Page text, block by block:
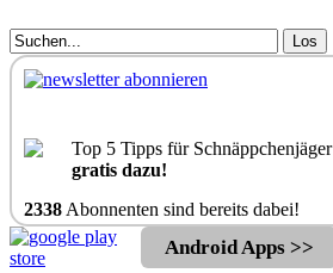
Los
Top 5 Tipps für Schnäppchenjäger
gratis dazu!
2338 Abonnenten sind bereits dabei!
Android Apps >>